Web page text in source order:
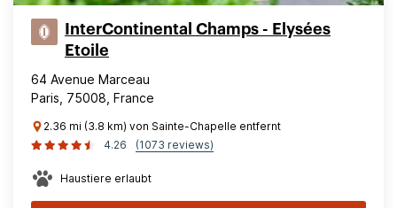
InterContinental Champs - Elysées
Etoile
64 Avenue Marceau
Paris, 75008, France
2.36 mi (3.8 km) von Sainte-Chapelle entfernt
4.26
(1073 reviews)
Haustiere erlaubt